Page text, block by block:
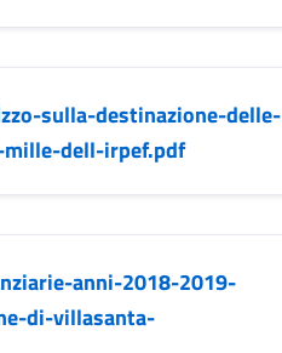
sulla-destinazione-delle-
dell-irpef.pdf
anni-2018-2019-
di-villasanta-